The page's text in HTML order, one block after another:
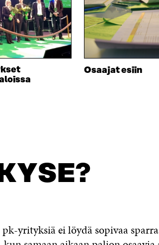
Osaajat esiin
yrityksiä ei löydä sopivaa